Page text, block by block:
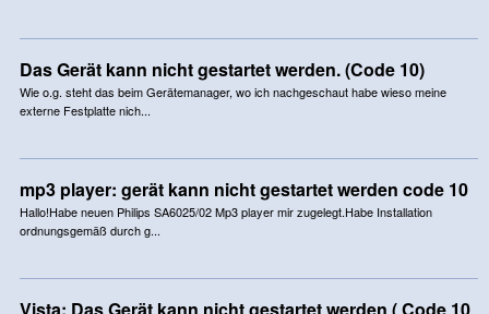
Das Gerät kann nicht gestartet werden. (Code 10)
Wie o.g. steht das beim Gerätemanager, wo ich nachgeschaut habe wieso meine
externe Festplatte nich...
mp3 player: gerät kann nicht gestartet werden code 10
Hallo!Habe neuen Philips SA6025/02 Mp3 player mir zugelegt.Habe Installation
ordnungsgemäß durch g...
Vista: Das Gerät kann nicht gestartet werden ( Code 10